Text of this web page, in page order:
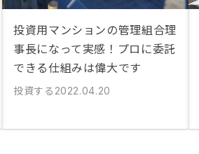
投資用マンションの管理組合理
事長になって実感！プロに委託
できる仕組みは偉大です
投資する 2022.04.20